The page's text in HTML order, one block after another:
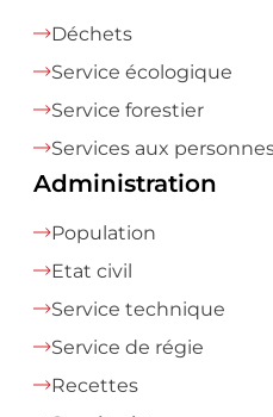
Déchets
Service écologique
Service forestier
Services aux
Administration
Population
Etat civil
Service technique
Service de régie
Recettes